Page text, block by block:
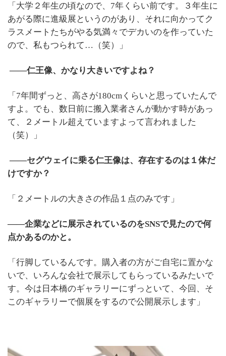
「大学２年生の頃なので、7年くらい前です。３年生に
あがる際に進級展というのがあり、それに向かってク
ラスメートたちがやる気満々でデカいのを作っていた
ので、私もつられて…（笑）」
――仁王像、かなり大きいですよね？
「7年間ずっと、高さが180cmくらいと思っていたんで
すよ。でも、数日前に搬入業者さんが動かす時があっ
て、２メートル超えていますよって言われました
（笑）」
――セグウェイに乗る仁王像は、存在するのは１体だ
けですか？
「２メートルの大きさの作品１点のみです」
――企業などに展示されているのをSNSで見たので何
点かあるのかと。
「行脚しているんです。購入者の方がご自宅に置かな
いで、いろんな会社で展示してもらっているみたいで
す。今は日本橋のギャラリーにずっといて、今回、そ
このギャラリーで個展をするので公開展示します」